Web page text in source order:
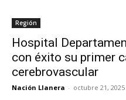
Región
Hospital
con éxito su primer
cerebrovascular
Nación Llanera - octubre 21, 2025